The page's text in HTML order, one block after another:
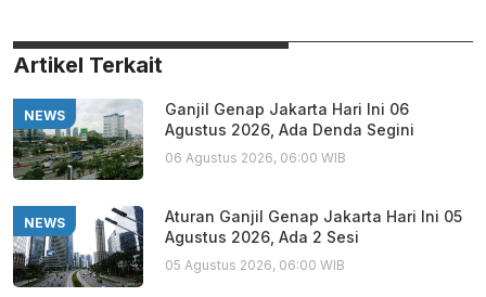
Artikel Terkait
NEWS
Ganjil Genap Jakarta Hari Ini 06
Agustus 2026, Ada Denda Segini
06 Agustus 2026, 06:00 WIB
NEWS
Aturan Ganjil Genap Jakarta Hari Ini 05
Agustus 2026, Ada 2 Sesi
05 Agustus 2026, 06:00 WIB